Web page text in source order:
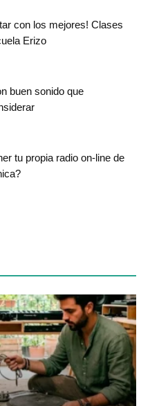
con los mejores! Clases
Erizo
buen sonido que
tu propia radio on-line de